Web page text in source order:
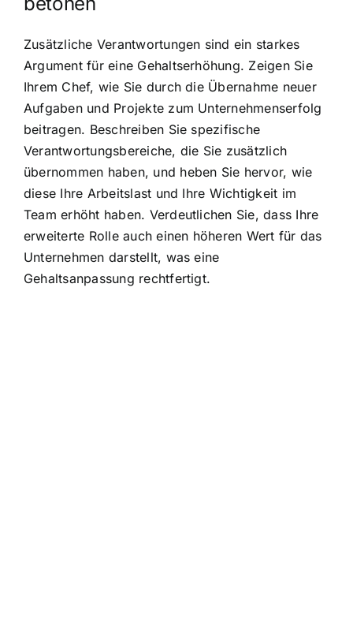
Zusätzliche Verantwortungen sind ein starkes
Argument für eine Gehaltserhöhung. Zeigen Sie
Ihrem Chef, wie Sie durch die Übernahme neuer
Aufgaben und Projekte zum Unternehmenserfolg
beitragen. Beschreiben Sie spezifische
Verantwortungsbereiche, die Sie zusätzlich
übernommen haben, und heben Sie hervor, wie
diese Ihre Arbeitslast und Ihre Wichtigkeit im
Team erhöht haben. Verdeutlichen Sie, dass Ihre
erweiterte Rolle auch einen höheren Wert für das
Unternehmen darstellt, was eine
Gehaltsanpassung rechtfertigt.